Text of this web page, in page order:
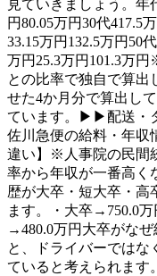
見ていきましょう。年
円80.05万円30代417.5
33.15万円132.5万円50
万円25.3万円101.3万
との比率で独自で算
せた4か月分で算出し
ています。▶▶配送・
佐川急便の給料・年収
違い】※人事院の民間
率から年収が一番高く
歴が大卒・短大卒・高
ます。・大卒→750.0
→480.0万円大卒がな
と、ドライバーではな
ていると考えられます